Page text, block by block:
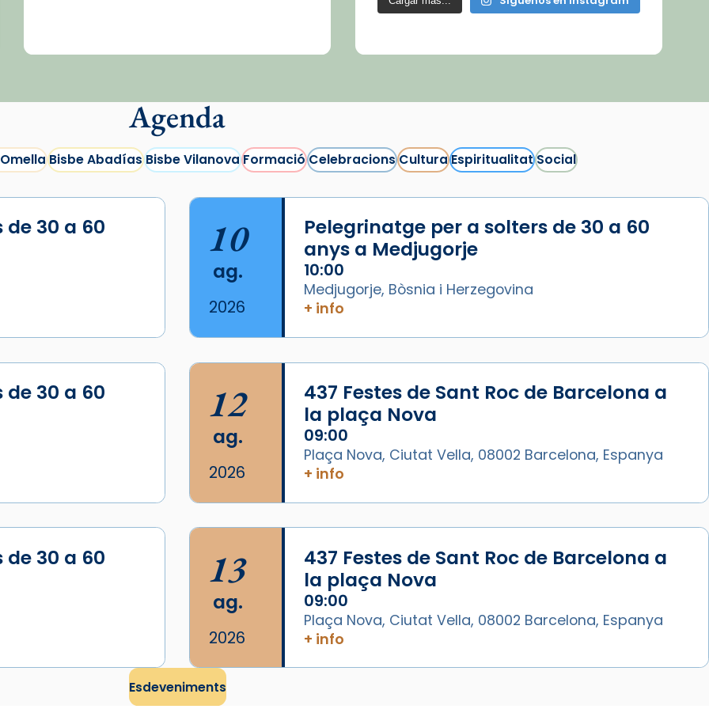
Agenda
Bisbe AbadíasBisbe VilanovaFormacióCelebracionsCulturaEspiritualitatSocial
30 a 60
10
ag.
2026
Pelegrinatge per a solters de 30 a 60
anys a Medjugorje
10:00
Medjugorje, Bòsnia i Herzegovina
+ info
30 a 60
12
ag.
2026
437 Festes de Sant Roc de Barcelona a
la plaça Nova
09:00
Plaça Nova, Ciutat Vella, 08002 Barcelona, Espanya
+ info
30 a 60
13
ag.
2026
437 Festes de Sant Roc de Barcelona a
la plaça Nova
09:00
Plaça Nova, Ciutat Vella, 08002 Barcelona, Espanya
+ info
Esdeveniments